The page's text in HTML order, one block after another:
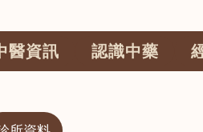
醫資訊 認識中藥